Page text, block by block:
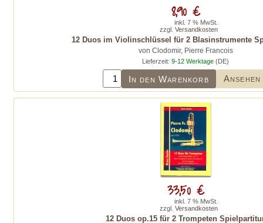
12 Duos im Violinschlüssel für 2 Blasinstrumente
von Clodomir, Pierre Francois
Lieferzeit: 9-12 Werktage (DE)
In den Warenkorb Ansehen
8,90 €
inkl. 7 % MwSt.
zzgl. Versandkosten
12 Duos op.15 für 2 Trompeten
33,50 €
inkl. 7 % MwSt.
zzgl. Versandkosten